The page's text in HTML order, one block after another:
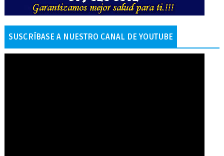
SUSCRÍBASE A NUESTRO CANAL DE YOUTUBE